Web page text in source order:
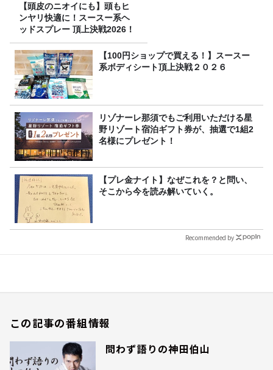
【頭皮のニオイにも】頭もヒ
ンヤリ快適に！スースー系ヘ
ッドスプレー 頂上決戦2026！
【100円ショップで買える！】スースー
系ボディシート頂上決戦２０２６
リゾナーレ那須でもご利用いただける星
野リゾート宿泊ギフト券が、抽選で1組2
名様にプレゼント！
【プレ金ナイト】なぜこれを？と問い、
そこから今を読み解いていく。
Recommended by
この記事の番組情報
問わず語りの神田伯山